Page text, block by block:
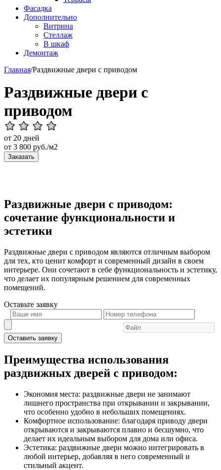
Фасадка
Дополнительно
Витрина
Стеллаж
В шкаф
Демонтаж
Главная/Раздвижные двери с приводом
Раздвижные двери с
приводом
от 20 дней
от 3 800 руб./м2
Заказать
Раздвижные двери с приводом:
сочетание функциональности и
эстетики
Раздвижные двери с приводом являются отличным выбором
для тех, кто ценит комфорт и современный дизайн в своем
интерьере. Они сочетают в себе функциональность и эстетику,
что делает их популярным решением для современных
помещений.
Оставьте заявку
Оставить заявку
Преимущества использования
раздвижных дверей с приводом:
Экономия места: раздвижные двери не занимают
лишнего пространства при открывании и закрывании,
что особенно удобно в небольших помещениях.
Комфортное использование: благодаря приводу двери
открываются и закрываются плавно и бесшумно, что
делает их идеальным выбором для дома или офиса.
Эстетика: раздвижные двери можно интегрировать в
любой интерьер, добавляя в него современный и
стильный акцент.